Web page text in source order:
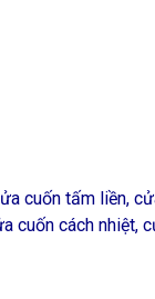
cuốn tấm liền,
cuốn cách nhiệt,